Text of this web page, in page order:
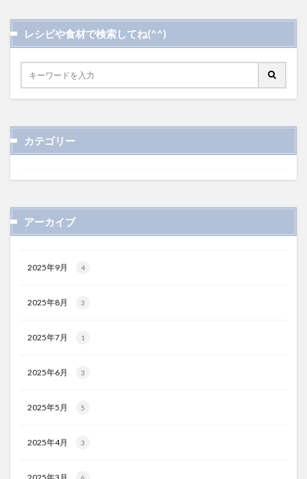
レシピや食材で検索してね(^^)
カテゴリー
アーカイブ
2025年9月 4
2025年8月 3
2025年7月 1
2025年6月 3
2025年5月 5
2025年4月 3